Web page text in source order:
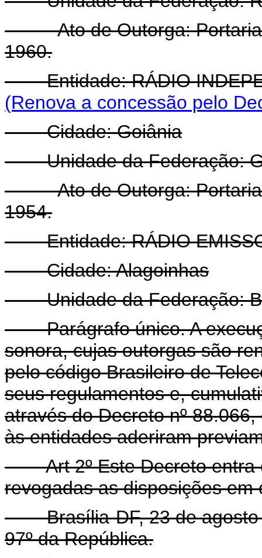
- Ato de Outorga: Portaria
1960.
Entidade: RÁDIO
(Renova a concessão pelo
Cidade: Goiânia
Unidade da Federação:
- Ato de Outorga: Portaria
1954.
Entidade: RÁDIO
Cidade: Alagoinhas
Unidade da Federação:
Parágrafo único. A
sonora, cujas outorgas são
pelo código Brasileiro de
seus regulamentos e,
através do Decreto nº
às entidades aderiram
Art 2º Este Decreto
revogadas as disposições em
Brasília-DF, 23 de agosto
97º da República.